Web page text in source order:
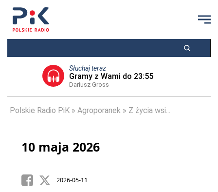
Słuchaj teraz
Gramy z Wami do 23:55
Dariusz Gross
Polskie Radio PiK Agroporanek Z życia wsi...
10 maja 2026
2026-05-11